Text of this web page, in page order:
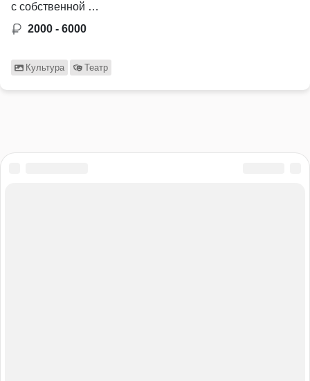
с собственной …
2000 - 6000
Культура Театр